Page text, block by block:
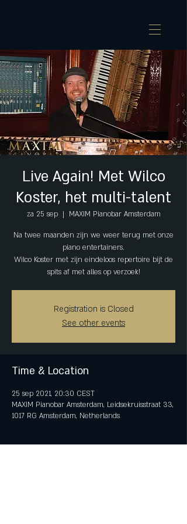
Live Again! Met Wilco
Koster, het multi-talent
za 25 sep
  |
MAXIM Pianobar Amsterdam
Na twee maanden zijn we weer terug met onze
piano entertainers.
Wilco Koster met zijn eindeloos repertoire bijt de
spits af met alles op verzoek!
Registration is Closed
See other events
Time & Location
25 sep 2021, 20:30 CEST
MAXIM Pianobar Amsterdam, Leidsekruisstraat 33,
1017 RG Amsterdam, Netherlands